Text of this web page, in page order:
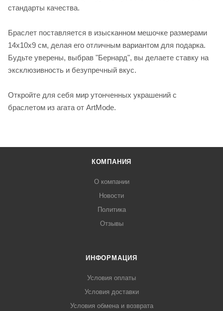
стандарты качества.
Браслет поставляется в изысканном мешочке размерами
14х10х9 см, делая его отличным вариантом для подарка.
Будьте уверены, выбрав "Бернард", вы делаете ставку на
эксклюзивность и безупречный вкус.
Откройте для себя мир утонченных украшений с
браслетом из агата от ArtMode.
КОМПАНИЯ
О компании
Новости
Политика
Отзывы
ИНФОРМАЦИЯ
Условия оплаты
Условия доставки
Условия обмена и возврата